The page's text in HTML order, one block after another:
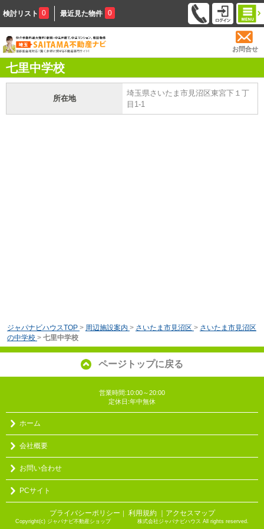
検討リスト 0 最近見た物件 0
お問合せ
七里中学校
所在地
埼玉県さいたま市見沼区東宮下１丁
目1-1
ジャパナビハウスTOP > 周辺施設案内 > さいたま市見沼区 > さいたま市見沼区
の中学校 > 七里中学校
ページトップに戻る
営業時間:10:00～20:00
定休日:年中無休
ホーム
会社概要
お問い合わせ
PCサイト
プライバシーポリシー ｜ 利用規約 ｜アクセスマップ
Copyright(c) ジャパナビ不動産ショップ 株式会社ジャパナビハウス All rights reserved.